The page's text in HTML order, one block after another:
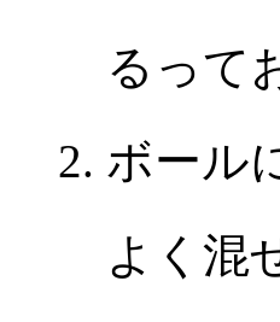
るって
ボール
よく混